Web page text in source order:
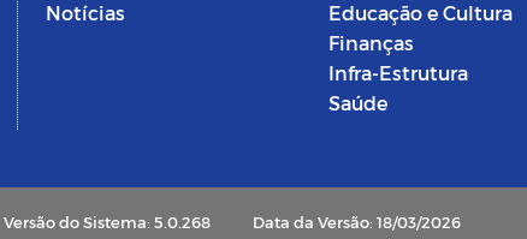
Notícias
Educação e Cultura
Finanças
Infra-Estrutura
Saúde
Versão do Sistema: 5.0.268 Data da Versão: 18/03/2026